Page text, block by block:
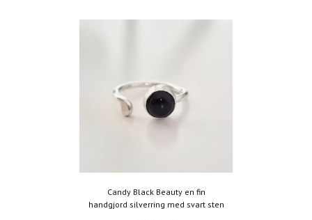
Candy Black Beauty en fin
handgjord silverring med svart sten